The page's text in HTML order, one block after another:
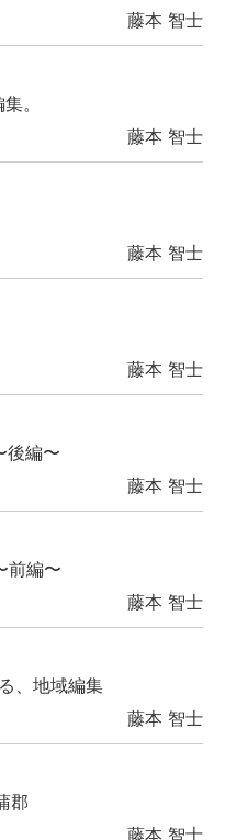
藤本 智士
。
藤本 智士
藤本 智士
藤本 智士
編〜
藤本 智士
前編〜
藤本 智士
、地域編集
藤本 智士
郡
藤本 智士